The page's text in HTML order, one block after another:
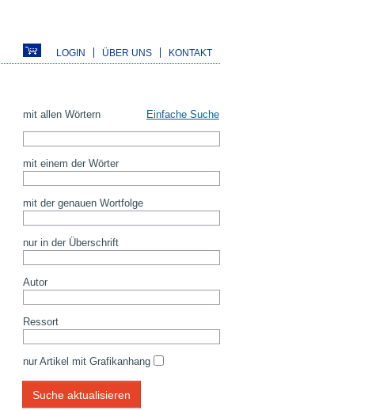
LOGIN ÜBER UNS KONTAKT
mit allen Wörtern Einfache Suche
mit einem der Wörter
mit der genauen Wortfolge
nur in der Überschrift
Autor
Ressort
nur Artikel mit Grafikanhang